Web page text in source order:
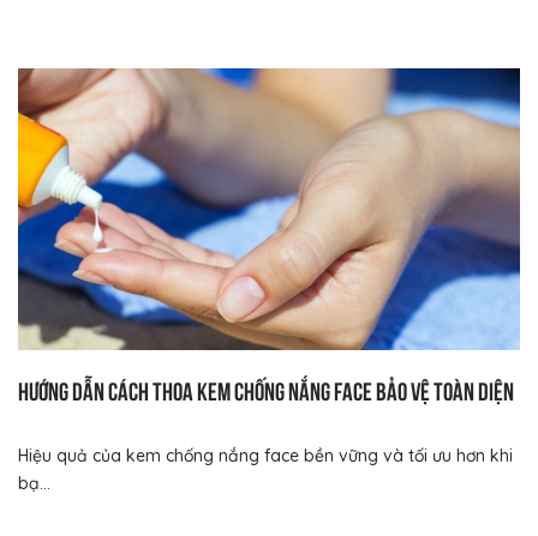
Hướng dẫn cách thoa kem chống nắng face bảo vệ toàn diện
Hiệu quả của kem chống nắng face bền vững và tối ưu hơn khi
bạ...